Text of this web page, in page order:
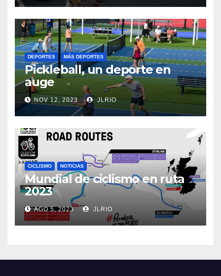
DEPORTES MÁS DEPORTES
Pickleball, un deporte en
auge
NOV 12, 2023 JLRIO
CICLISMO NOTICIAS
Mundial de ciclismo en ruta
2023
AGO 5, 2023 JLRIO